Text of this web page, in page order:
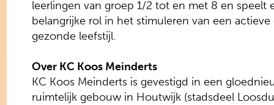
leerlingen van groep 1/2 tot en met 8 en speelt
belangrijke rol in het stimuleren van een actieve
gezonde leefstijl.
Over KC Koos Meinderts
KC Koos Meinderts is gevestigd in een
ruimtelijk gebouw in Houtwijk (stadsdeel